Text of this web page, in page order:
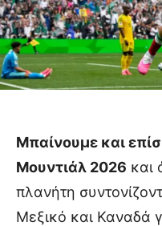
Μπαίνουμε και
Μουντιάλ 2026 και
πλανήτη
Μεξικό και Καναδά